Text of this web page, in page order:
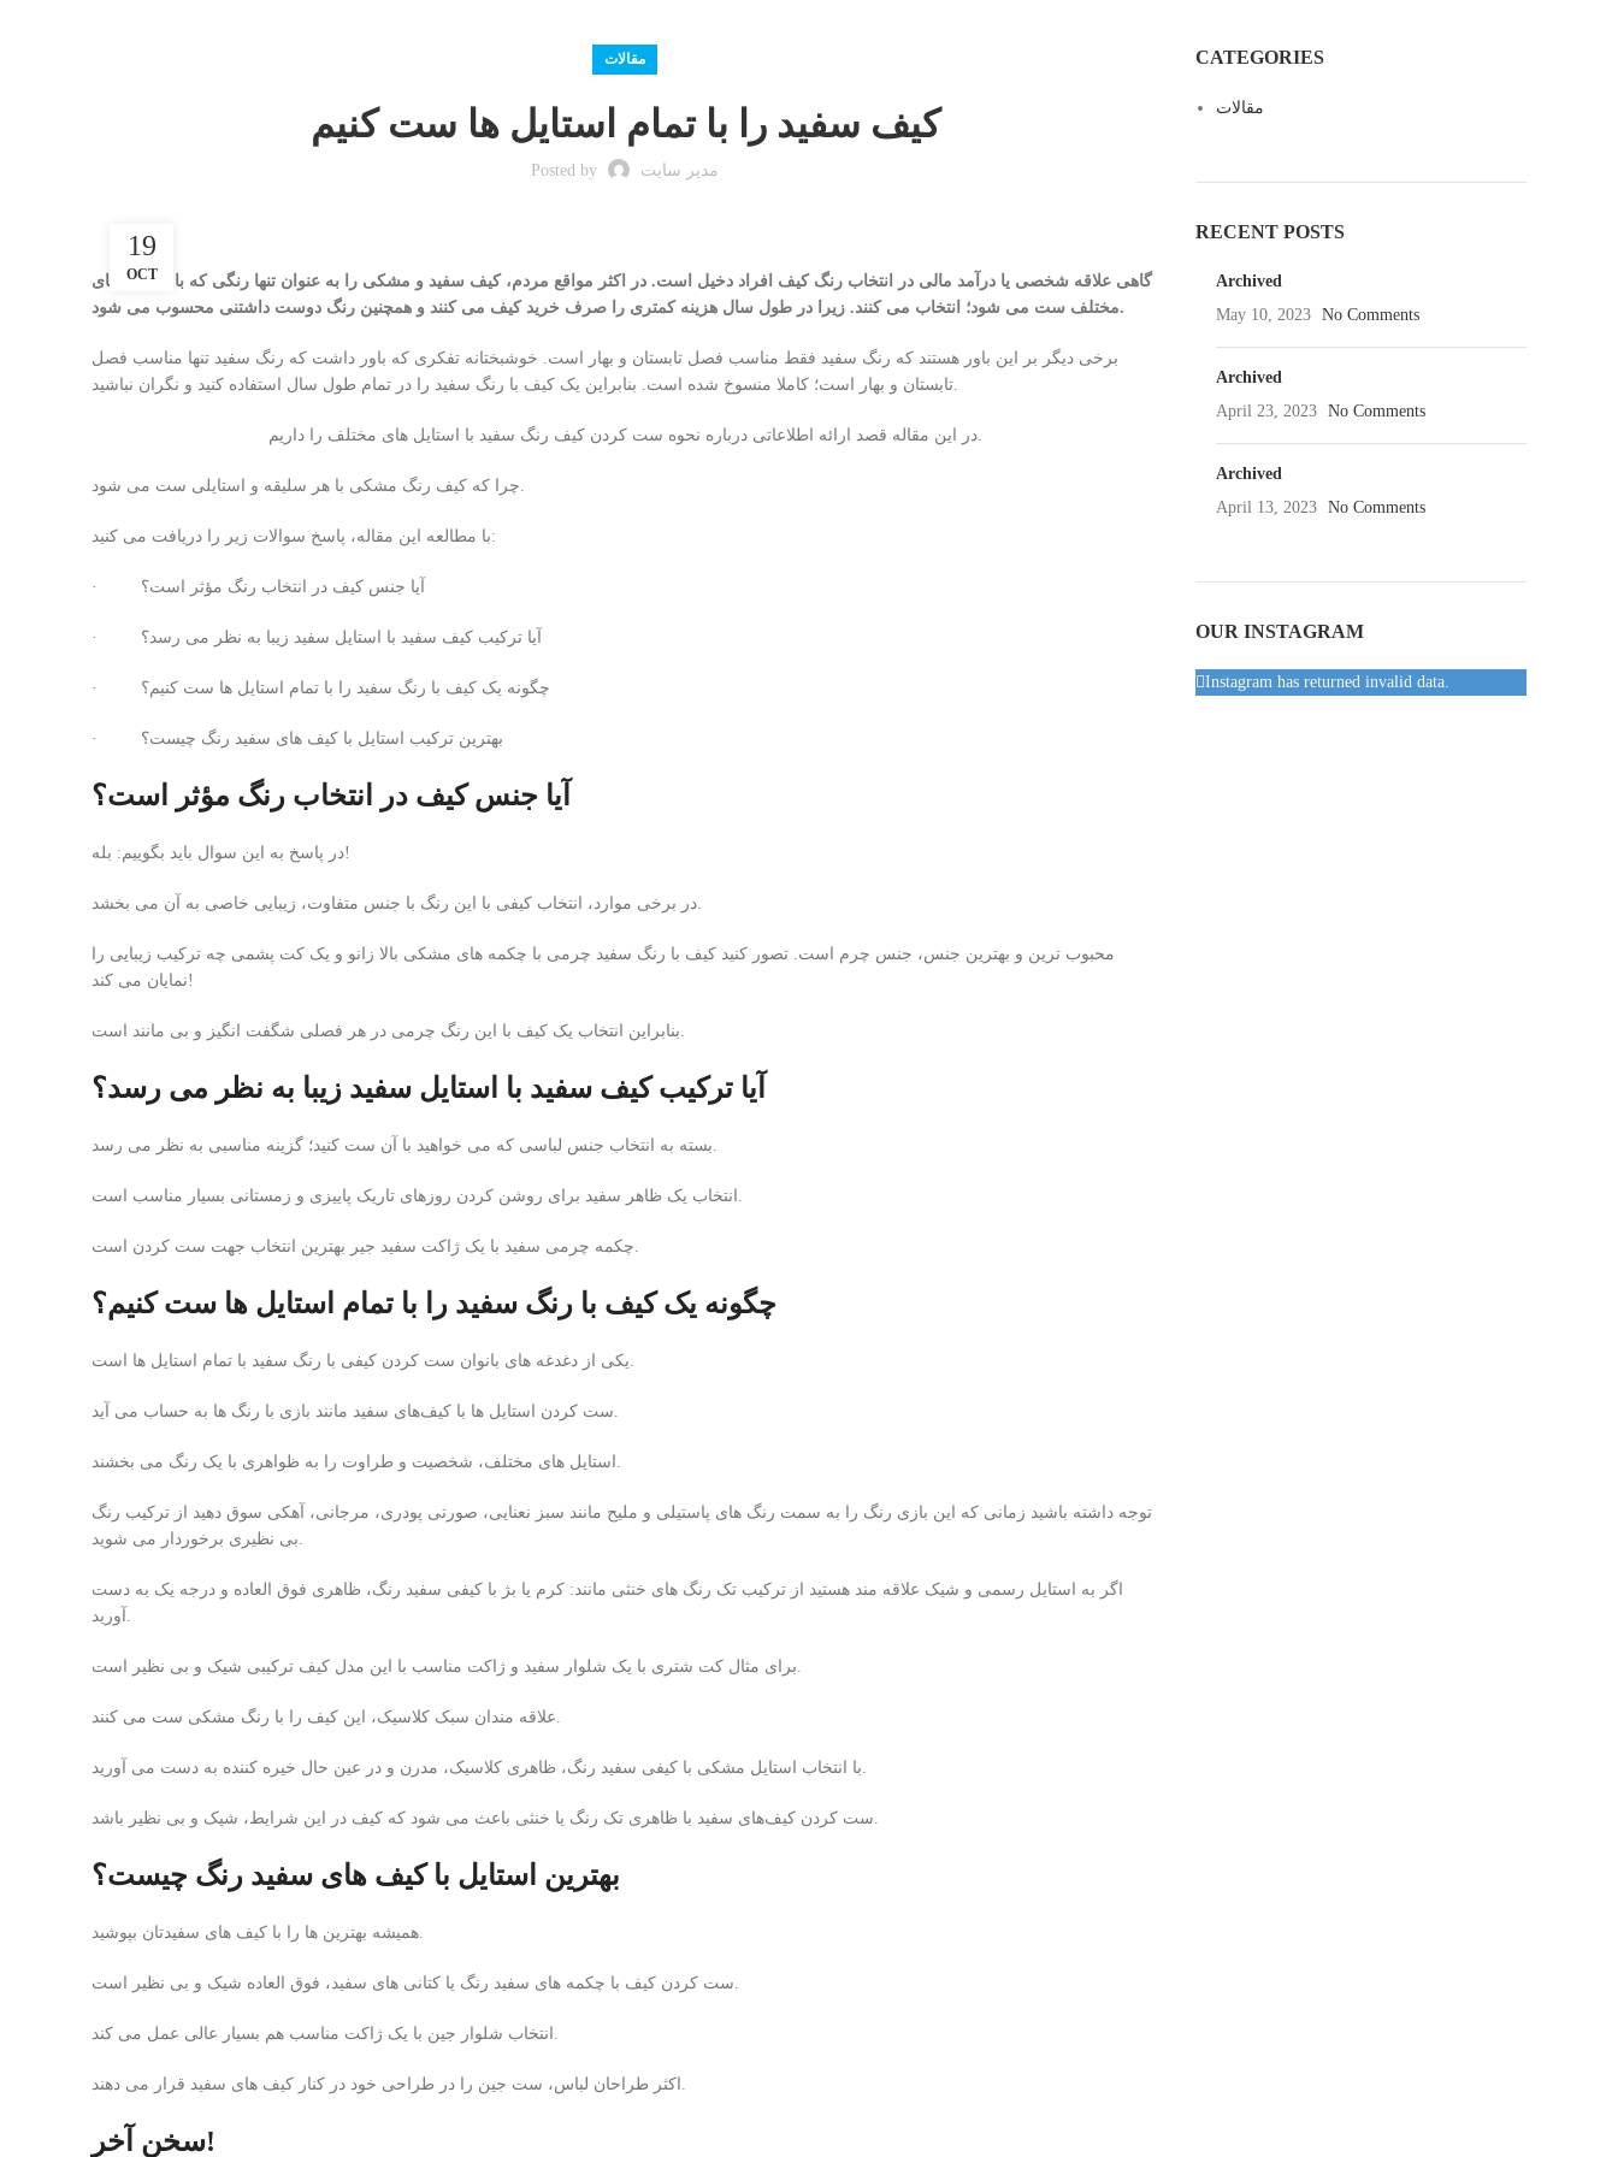
مقالات
کیف سفید را با تمام استایل ها ست کنیم
Posted by مدیر سایت
19
OCT
گاهی علاقه شخصی یا درآمد مالی در انتخاب رنگ کیف افراد دخیل است. در اکثر مواقع مردم، کیف سفید و مشکی را به عنوان تنها رنگی که با استایل های
مختلف ست می شود؛ انتخاب می کنند. زیرا در طول سال هزینه کمتری را صرف خرید کیف می کنند و همچنین رنگ دوست داشتنی محسوب می‌ شود.
برخی دیگر بر این باور هستند که رنگ سفید فقط مناسب فصل تابستان و بهار است. خوشبختانه تفکری که باور داشت که رنگ سفید تنها مناسب فصل
تابستان و بهار است؛ کاملا منسوخ شده‌ است. بنابراین یک کیف با رنگ سفید را در تمام طول سال استفاده کنید و نگران نباشید.
در این مقاله قصد ارائه اطلاعاتی درباره نحوه ست کردن کیف رنگ سفید با استایل های مختلف را داریم.
چرا که کیف رنگ مشکی با هر سلیقه و استایلی ست می شود.
با مطالعه این مقاله، پاسخ سوالات زیر را دریافت می کنید:
· آیا جنس کیف در انتخاب رنگ مؤثر است؟
· آیا ترکیب کیف سفید با استایل سفید زیبا به نظر می رسد؟
· چگونه یک کیف با رنگ سفید را با تمام استایل ها ست کنیم؟
· بهترین ترکیب استایل با کیف های سفید رنگ چیست؟
آیا جنس کیف در انتخاب رنگ مؤثر است؟
در پاسخ به این سوال باید بگوییم: بله!
در برخی موارد، انتخاب کیفی با این رنگ با جنس متفاوت، زیبایی خاصی به آن می بخشد.
محبوب ترین و بهترین جنس، جنس چرم است. تصور کنید کیف با رنگ سفید چرمی با چکمه های مشکی بالا زانو و یک کت پشمی چه ترکیب زیبایی را
نمایان می کند!
بنابراین انتخاب یک کیف با این رنگ چرمی در هر فصلی شگفت انگیز و بی مانند است.
آیا ترکیب کیف سفید با استایل سفید زیبا به نظر می رسد؟
بسته به انتخاب جنس لباسی که می خواهید با آن ست کنید؛ گزینه مناسبی به نظر می رسد.
انتخاب یک ظاهر سفید برای روشن کردن روزهای تاریک پاییزی و زمستانی بسیار مناسب است.
چکمه چرمی سفید با یک ژاکت سفید جیر بهترین انتخاب جهت ست کردن است.
چگونه یک کیف با رنگ سفید را با تمام استایل ها ست کنیم؟
یکی از دغدغه های بانوان ست کردن کیفی با رنگ سفید با تمام استایل ها است.
ست کردن استایل ها با کیف‌های سفید مانند بازی با رنگ ها به حساب می آید.
استایل های مختلف، شخصیت و طراوت را به ظواهری با یک رنگ می بخشند.
توجه داشته باشید زمانی که این بازی رنگ را به سمت رنگ های پاستیلی و ملیح مانند سبز نعنایی، صورتی پودری، مرجانی، آهکی سوق دهید از ترکیب رنگ
بی نظیری برخوردار می شوید.
اگر به استایل رسمی و شیک علاقه مند هستید از ترکیب تک رنگ های خنثی مانند: کرم یا بژ با کیفی سفید رنگ، ظاهری فوق العاده و درجه یک به دست
آورید.
برای مثال کت شتری با یک شلوار سفید و ژاکت مناسب با این مدل کیف ترکیبی شیک و بی نظیر است.
علاقه مندان سبک کلاسیک، این کیف را با رنگ مشکی ست می کنند.
با انتخاب استایل مشکی با کیفی سفید رنگ، ظاهری کلاسیک، مدرن و در عین حال خیره کننده به دست می آورید.
ست کردن کیف‌های سفید با ظاهری تک رنگ یا خنثی باعث می شود که کیف در این شرایط، شیک و بی نظیر باشد.
بهترین استایل با کیف های سفید رنگ چیست؟
همیشه بهترین‌ ها را با کیف‌ های سفیدتان بپوشید.
ست کردن کیف با چکمه های سفید رنگ یا کتانی های سفید، فوق العاده شیک و بی نظیر است.
انتخاب شلوار جین با یک ژاکت مناسب هم بسیار عالی عمل می کند.
اکثر طراحان لباس، ست جین را در طراحی خود در کنار کیف های سفید قرار می دهند.
سخن آخر!
CATEGORIES
مقالات
RECENT POSTS
Archived
May 10, 2023
No Comments
Archived
April 23, 2023
No Comments
Archived
April 13, 2023
No Comments
OUR INSTAGRAM
Instagram has returned invalid data.